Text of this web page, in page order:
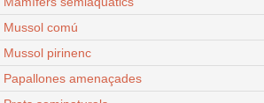
Mussol comú
Mussol pirinenc
Papallones amenaçades